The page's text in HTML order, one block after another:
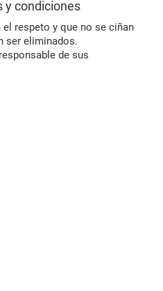
y condiciones
respeto y que no se ciñan
ser eliminados.
de sus